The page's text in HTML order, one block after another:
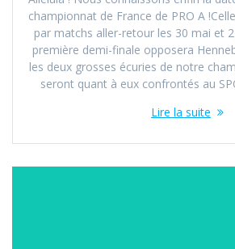
championnat de France de PRO A
par matchs aller-retour les 30 mai et
première demi-finale opposera
les deux grosses écuries de notre
seront quant à eux confrontés au
Lire la suite